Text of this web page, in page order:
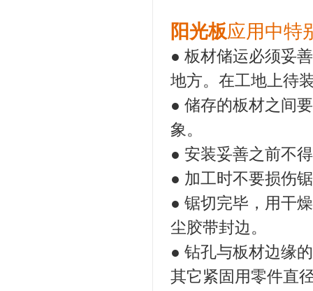
阳光板应用中特
● 板材储运必须妥
地方。在工地上待
● 储存的板材之间
象。
● 安装妥善之前不
● 加工时不要损伤
● 锯切完毕，用干
尘胶带封边。
● 钻孔与板材边缘
其它紧固用零件直